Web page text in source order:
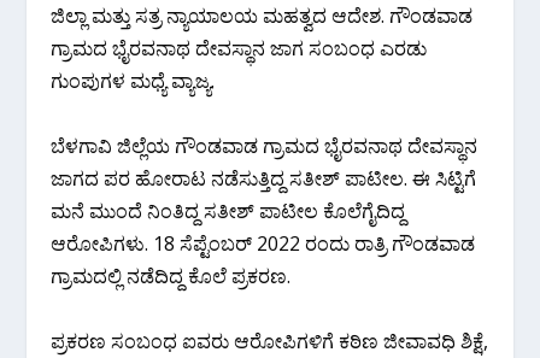
ಜಿಲ್ಲಾ ‌ಮತ್ತು ಸತ್ರ ನ್ಯಾಯಾಲಯ ಮಹತ್ವದ ಆದೇಶ. ಗೌಂಡವಾಡ
ಗ್ರಾಮದ ಭೈರವನಾಥ ದೇವಸ್ಥಾನ ಜಾಗ ಸಂಬಂಧ ಎರಡು
ಗುಂಪುಗಳ ಮಧ್ಯೆ ವ್ಯಾಜ್ಯ.
ಬೆಳಗಾವಿ ಜಿಲ್ಲೆಯ ಗೌಂಡವಾಡ ಗ್ರಾಮದ ಭೈರವನಾಥ ದೇವಸ್ಥಾನ
ಜಾಗದ ಪರ ಹೋರಾಟ ನಡೆಸುತ್ತಿದ್ದ ಸತೀಶ್ ಪಾಟೀಲ. ಈ ಸಿಟ್ಟಿಗೆ
ಮನೆ ಮುಂದೆ ನಿಂತಿದ್ದ ಸತೀಶ್ ಪಾಟೀಲ ಕೊಲೆಗೈದಿದ್ದ
ಆರೋಪಿಗಳು. 18 ಸೆಪ್ಟೆಂಬರ್ 2022 ರಂದು ರಾತ್ರಿ ಗೌಂಡವಾಡ
ಗ್ರಾಮದಲ್ಲಿ ನಡೆದಿದ್ದ ಕೊಲೆ ಪ್ರಕರಣ.
ಪ್ರಕರಣ ಸಂಬಂಧ ಐವರು ಆರೋಪಿಗಳಿಗೆ ಕಠಿಣ ಜೀವಾವಧಿ ಶಿಕ್ಷೆ,